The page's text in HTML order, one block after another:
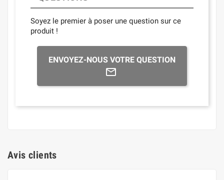
Soyez le premier à poser une question sur ce
produit !
ENVOYEZ-NOUS VOTRE QUESTION
Avis clients